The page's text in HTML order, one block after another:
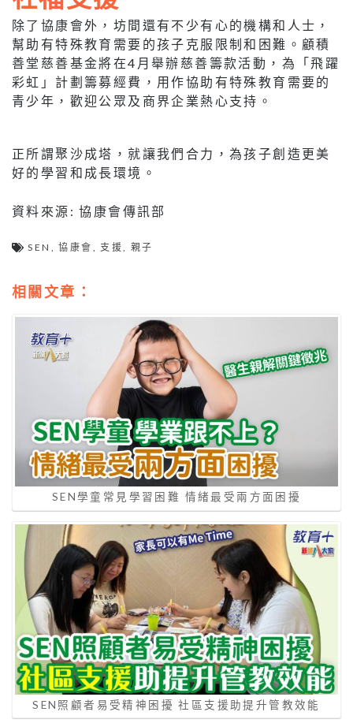
除了協康會外，坊間還有不少有心的機構和人士，
幫助有特殊教育需要的孩子克服限制和困難。顧積
善堂慈善基金將在4月舉辦慈善籌款活動，為「飛躍
彩虹」計劃籌募經費，用作協助有特殊教育需要的
青少年，歡迎公眾及商界企業熱心支持。
正所謂聚沙成塔，就讓我們合力，為孩子創造更美
好的學習和成長環境。
資料來源: 協康會傳訊部
SEN ,協康會 , 支援,親子
相關文章：
SEN學童常見學習困難 情緒最受兩方面困擾
SEN照顧者易受精神困擾 社區支援助提升管教效能